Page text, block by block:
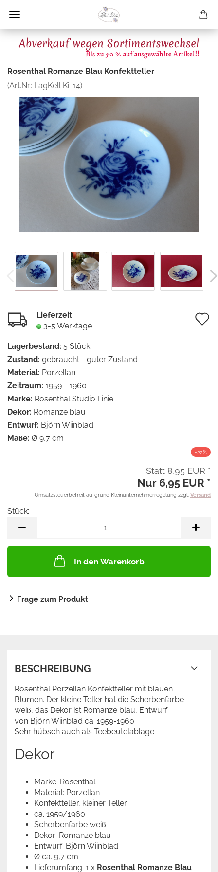
Rosenthal Romanze Blau Konfektteller
(Art.Nr.: LagKell Ki: 14)
Lieferzeit:
3-5 Werktage
Lagerbestand: 5 Stück
Zustand: gebraucht - guter Zustand
Material: Porzellan
Zeitraum: 1959 - 1960
Marke: Rosenthal Studio Linie
Dekor: Romanze blau
Entwurf: Björn Wiinblad
Maße: Ø 9,7 cm
-22%
Statt 8,95 EUR *
Nur 6,95 EUR *
Umsatzsteuerbefreit aufgrund Kleinunternehmerregelung zzgl. Versand
Stück:
In den Warenkorb
Frage zum Produkt
BESCHREIBUNG
Rosenthal Porzellan Konfektteller mit blauen
Blumen. Der kleine Teller hat die Scherbenfarbe
weiß, das Dekor ist Romanze blau, Entwurf
von Björn Wiinblad ca. 1959-1960.
Sehr hübsch auch als Teebeutelablage.
Dekor
Marke: Rosenthal
Material: Porzellan
Konfektteller, kleiner Teller
ca. 1959/1960
Scherbenfarbe weiß
Dekor: Romanze blau
Entwurf: Björn Wiinblad
Ø ca. 9,7 cm
Lieferumfang: 1 x Rosenthal Romanze Blau